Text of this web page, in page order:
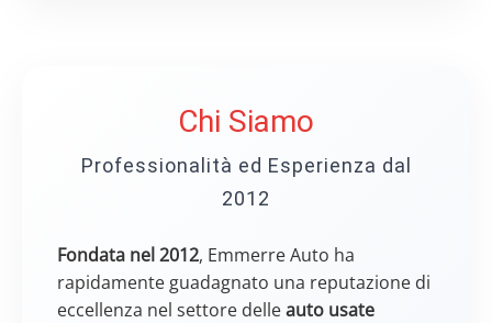
Chi Siamo
Professionalità ed Esperienza dal
2012
Fondata nel 2012, Emmerre Auto ha
rapidamente guadagnato una reputazione di
eccellenza nel settore delleauto usate